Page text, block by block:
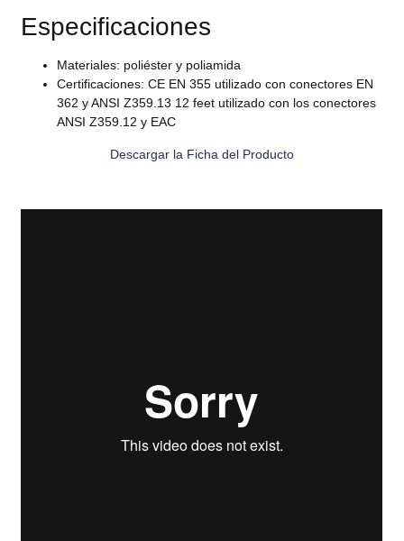
Especificaciones
Materiales: poliéster y poliamida
Certificaciones: CE EN 355 utilizado con conectores EN
362 y ANSI Z359.13 12 feet utilizado con los conectores
ANSI Z359.12 y EAC
Descargar la Ficha del Producto